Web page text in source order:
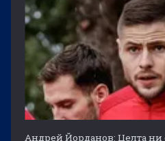
Андрей Йорданов: Целта ни